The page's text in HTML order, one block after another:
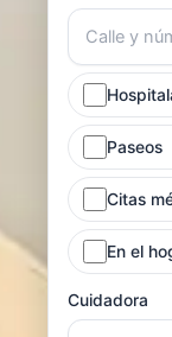
Paseos
Citas
En el
Cuidadora